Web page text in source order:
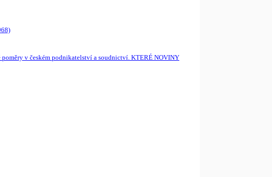
v českém podnikatelství a soudnictví. KTERÉ NOVINY